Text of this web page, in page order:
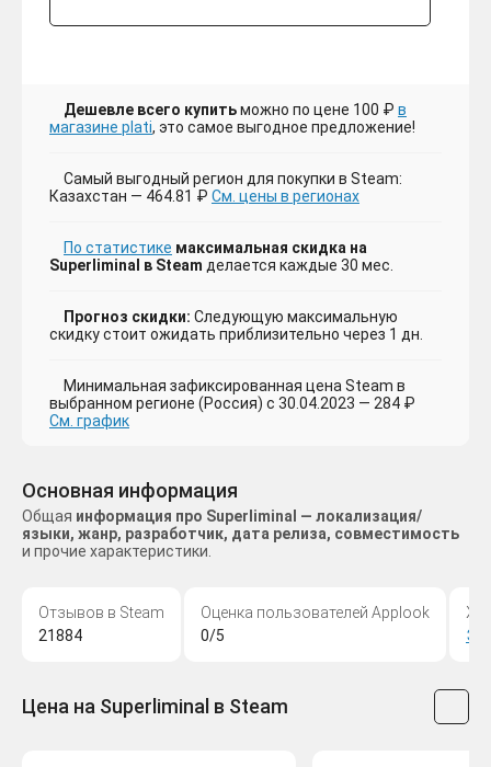
Дешевле всего купитьможно по цене 100 ₽ в
магазине plati, это самое выгодное предложение!
Самый выгодный регион для покупки в Steam:
Казахстан — 464.81 ₽ См. цены в регионах
По статистике максимальная скидка на
Superliminal в Steam делается каждые 30 мес.
Прогноз скидки: Следующую максимальную
скидку стоит ожидать приблизительно через 1 дн.
Минимальная зафиксированная цена Steam в
выбранном регионе (Россия) с 30.04.2023 — 284 ₽
См. график
Основная информация
Общая информация про Superliminal — локализация/
языки, жанр, разработчик, дата релиза, совместимость
и прочие характеристики.
Отзывов в Steam
21884
Оценка пользователей Applook
0/5
Цена на Superliminal в Steam